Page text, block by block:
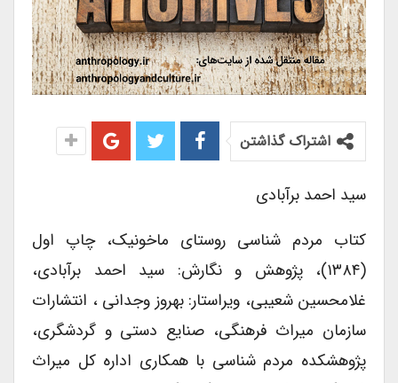
اشتراک گذاشتن
سید احمد برآبادی
کتاب مردم شناسی روستای ماخونیک، چاپ اول
(۱۳۸۴)، پژوهش و نگارش: سید احمد برآبادی،
غلامحسین شعیبی، ویراستار: بهروز وجدانی ، انتشارات
سازمان میراث فرهنگی، صنایع دستی و گردشگری،
پژوهشکده مردم شناسی با همکاری اداره کل میراث